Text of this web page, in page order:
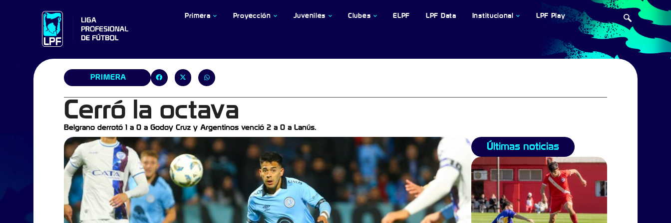
Primera Proyección Juveniles Clubes ELPF LPF Data Institucional LPF Play
PRIMERA
Cerró la octava
Belgrano derrotó 1 a 0 a Godoy Cruz y Argentinos venció 2 a 0 a Lanús.
Últimas noticias